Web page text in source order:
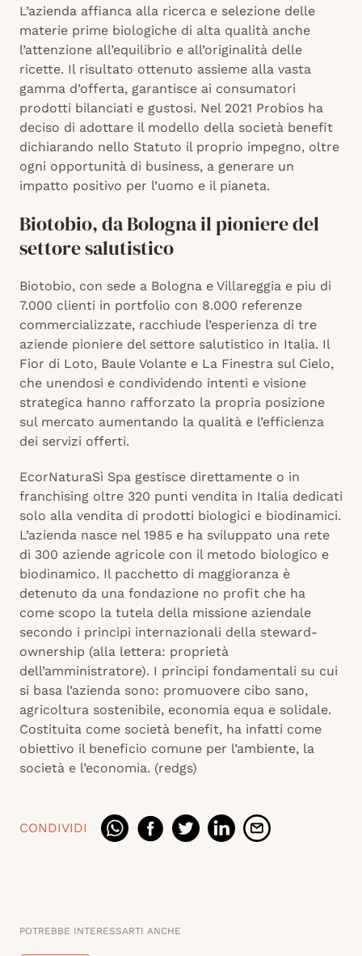
L’azienda affianca alla ricerca e selezione delle
materie prime biologiche di alta qualità anche
l’attenzione all’equilibrio e all’originalità delle
ricette. Il risultato ottenuto assieme alla vasta
gamma d’offerta, garantisce ai consumatori
prodotti bilanciati e gustosi. Nel 2021 Probios ha
deciso di adottare il modello della società benefit
dichiarando nello Statuto il proprio impegno, oltre
ogni opportunità di business, a generare un
impatto positivo per l’uomo e il pianeta.
Biotobio, da Bologna il pioniere del
settore salutistico
Biotobio, con sede a Bologna e Villareggia e piu di
7.000 clienti in portfolio con 8.000 referenze
commercializzate, racchiude l’esperienza di tre
aziende pioniere del settore salutistico in Italia. Il
Fior di Loto, Baule Volante e La Finestra sul Cielo,
che unendosi e condividendo intenti e visione
strategica hanno rafforzato la propria posizione
sul mercato aumentando la qualità e l’efficienza
dei servizi offerti.
EcorNaturaSì Spa gestisce direttamente o in
franchising oltre 320 punti vendita in Italia dedicati
solo alla vendita di prodotti biologici e biodinamici.
L’azienda nasce nel 1985 e ha sviluppato una rete
di 300 aziende agricole con il metodo biologico e
biodinamico. Il pacchetto di maggioranza è
detenuto da una fondazione no profit che ha
come scopo la tutela della missione aziendale
secondo i principi internazionali della steward-
ownership (alla lettera: proprietà
dell’amministratore). I principi fondamentali su cui
si basa l’azienda sono: promuovere cibo sano,
agricoltura sostenibile, economia equa e solidale.
Costituita come società benefit, ha infatti come
obiettivo il beneficio comune per l’ambiente, la
società e l’economia. (redgs)
CONDIVIDI
POTREBBE INTERESSARTI ANCHE